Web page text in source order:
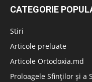
CATEGORIE
Stiri
Articole preluate
Articole Ortodoxia.md
Proloagele Sfinților și a